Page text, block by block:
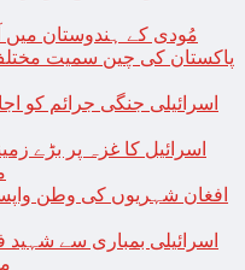
مُودی کے ہندوستان میں
اسرائیلی جنگی جرائم
اسرائیل کا غزہ پر بڑے